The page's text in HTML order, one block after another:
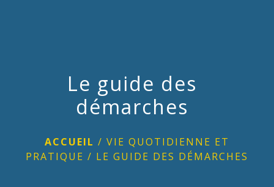
Le guide des
démarches
ACCUEIL / VIE QUOTIDIENNE ET
PRATIQUE / LE GUIDE DES DÉMARCHES